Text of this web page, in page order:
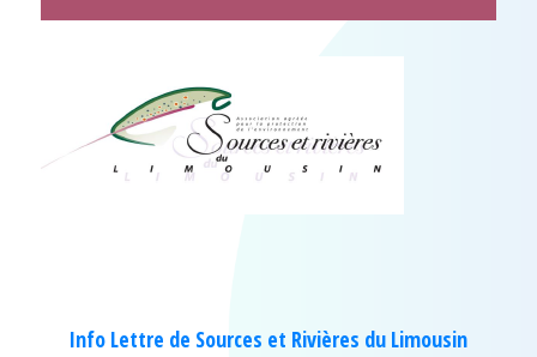
Info Lettre de Sources et Rivières du Limousin